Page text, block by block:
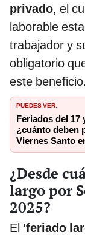
privado, el
laborable
trabajador y
obligatorio
este beneficio.
PUEDES VER:
Feriados del 17
¿cuánto deben
Viernes Santo
¿Desde
largo por
2025?
El 'feriado